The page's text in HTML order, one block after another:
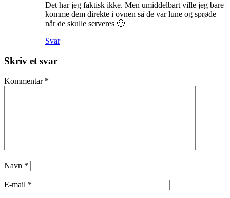
Det har jeg faktisk ikke. Men umiddelbart ville jeg bare
komme dem direkte i ovnen så de var lune og sprøde
når de skulle serveres 🙂
Svar
Skriv et svar
Kommentar *
Navn *
E-mail *